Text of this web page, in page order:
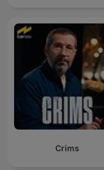
Crims